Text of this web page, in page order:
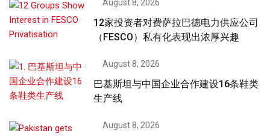
August 8, 2026
12家投资者对费萨拉巴德电力供应公司
（FESCO）私有化表现出浓厚兴趣
August 8, 2026
巴基斯坦与中国企业合作建设16条鞋类
生产线
August 8, 2026